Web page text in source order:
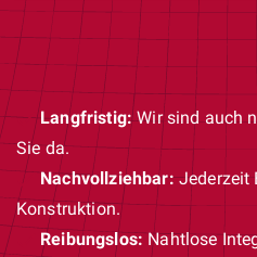
Langfristig:Wir sind auch
Sie da.
Nachvollziehbar:Jederzeit
Konstruktion.
Reibungslos:Nahtlose